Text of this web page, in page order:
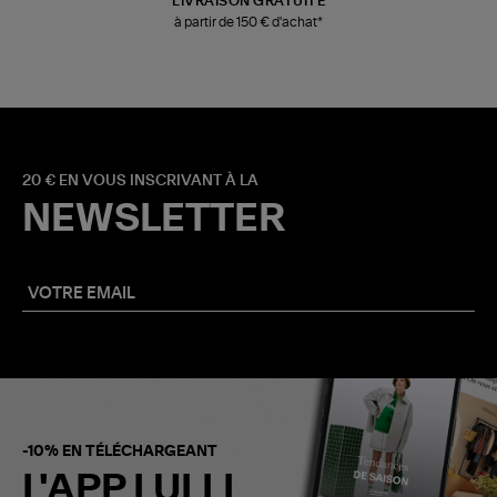
à partir de 150 € d'achat*
20 € EN VOUS INSCRIVANT À LA
NEWSLETTER
-10% EN TÉLÉCHARGEANT